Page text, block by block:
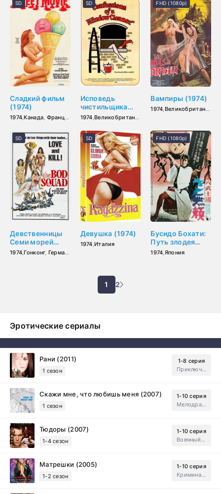
Сладкий фильм
(1974)
1974,Канада, Франция Германия (ФРГ)
SD
Исповедь
чистильщика
окон (1974)
1974,Великобритания
SD
Вампиры (1974)
1974,Великобритания
FHD (1080p)
Девственницы
Семи морей
(1974)
1974,Гонконг, Германия (ФРГ)
SD
Девушка (1974)
1974,Италия
SD
Бусидо Бохати:
Путь злодея
(1974)
1974,Япония
FHD (1080p)
1 2
Эротические сериалы
Рани (2011)
1 сезон
1-8 серия
Приключения, Зарубежный, Мелодрама
Скажи мне, что любишь меня (2007)
1 сезон
1-10 серия
Мелодрама, Драма
Тюдоры (2007)
1-4 сезон
1-10 серия
Военный, Исторический, Зарубежный, Мелодрама, Драма
Матрешки (2005)
1-2 сезон
1-10 серия
Криминал, Драма